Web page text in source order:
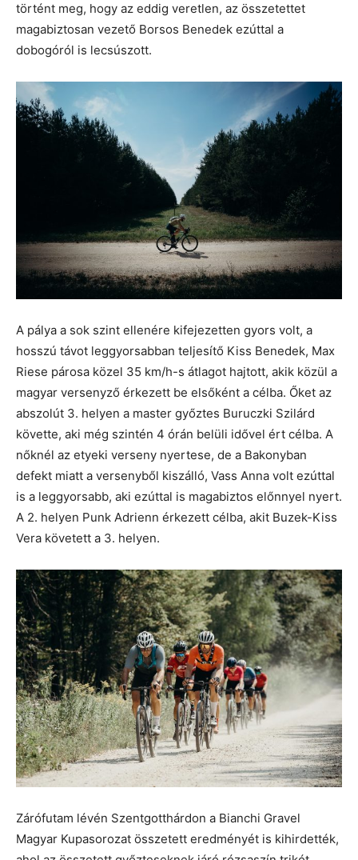
történt meg, hogy az eddig veretlen, az összetettet
magabiztosan vezető Borsos Benedek ezúttal a
dobogóról is lecsúszott.
A pálya a sok szint ellenére kifejezetten gyors volt, a
hosszú távot leggyorsabban teljesítő Kiss Benedek, Max
Riese párosa közel 35 km/h-s átlagot hajtott, akik közül a
magyar versenyző érkezett be elsőként a célba. Őket az
abszolút 3. helyen a master győztes Buruczki Szilárd
követte, aki még szintén 4 órán belüli idővel ért célba. A
nőknél az etyeki verseny nyertese, de a Bakonyban
defekt miatt a versenyből kiszálló, Vass Anna volt ezúttal
is a leggyorsabb, aki ezúttal is magabiztos előnnyel nyert.
A 2. helyen Punk Adrienn érkezett célba, akit Buzek-Kiss
Vera követett a 3. helyen.
Zárófutam lévén Szentgotthárdon a Bianchi Gravel
Magyar Kupasorozat összetett eredményét is kihirdették,